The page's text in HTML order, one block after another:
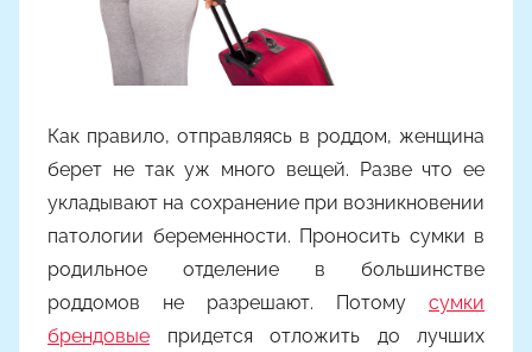
Y
a
i
n
a
Как правило, отправляясь в роддом, женщина
берет не так уж много вещей. Разве что ее
укладывают на сохранение при возникновении
патологии беременности. Проносить сумки в
родильное отделение в большинстве
роддомов не разрешают. Потому сумки
брендовые придется отложить до лучших